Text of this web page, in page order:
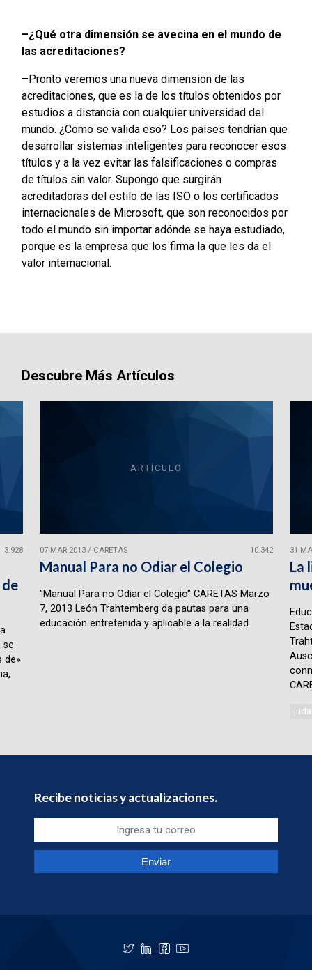
–¿Qué otra dimensión se avecina en el mundo de
las acreditaciones?
–Pronto veremos una nueva dimensión de las
acreditaciones, que es la de los títulos obtenidos por
estudios a distancia con cualquier universidad del
mundo. ¿Cómo se valida eso? Los países tendrían que
desarrollar sistemas inteligentes para reconocer esos
títulos y a la vez evitar las falsificaciones o compras
de títulos sin valor. Supongo que surgirán
acreditadoras del estilo de las ISO o los certificados
internacionales de Microsoft, que son reconocidos por
todo el mundo sin importar adónde se haya estudiado,
porque es la empresa que los firma la que les da el
valor internacional.
Descubre Más Artículos
3.928
se
de»
ARTÍCULO
07 MAR 2013/ CARETAS 10.342
Manual Para no Odiar el Colegio
"Manual Para no Odiar el Colegio" CARETAS Marzo
7, 2013 León Trahtemberg da pautas para una
educación entretenida y aplicable a la realidad.
31
La
Recibe noticias y actualizaciones.